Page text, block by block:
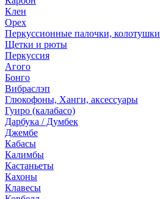
Клен
Орех
Перкуссионные палочки, колотушки
Щетки и рюты
Перкуссия
Агого
Бонго
Вибраслэп
Глюкофоны, Ханги, аксессуары
Гуиро (калабасо)
Дарбука / Думбек
Джембе
Кабасы
Калимбы
Кастаньеты
Кахоны
Клавесы